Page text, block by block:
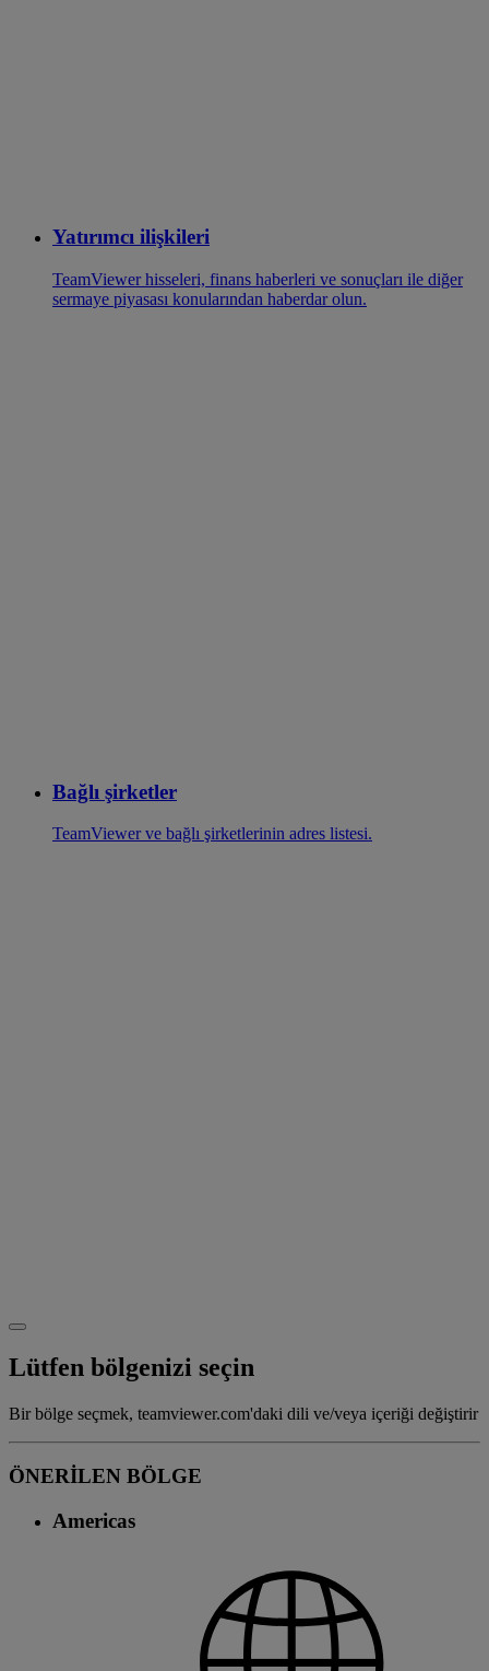
Yatırımcı ilişkileri
TeamViewer hisseleri, finans haberleri ve sonuçları ile diğer
sermaye piyasası konularından haberdar olun.
Bağlı şirketler
TeamViewer ve bağlı şirketlerinin adres listesi.
Lütfen bölgenizi seçin
Bir bölge seçmek, teamviewer.com'daki dili ve/veya içeriği değiştirir
ÖNERİLEN BÖLGE
Americas